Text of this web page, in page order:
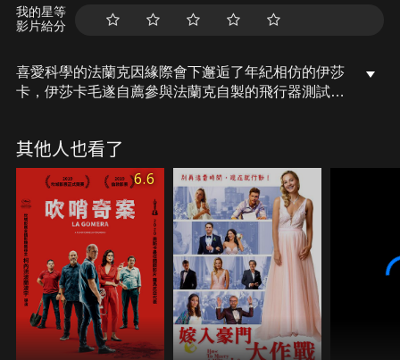
我的星等
影片給分
喜愛科學的法蘭克因緣際會下邂逅了年紀相仿的伊莎
卡，伊莎卡毛遂自薦參與法蘭克自製的飛行器測試，
伊莎卡播放了用拉丁語寫著「幽冥邊境」的黑膠，此
時門窗發出巨響、藍綠色的光芒掃過屋內，同時還有
一個彈著電吉他的男人大喊：「Rock N Roll！」邊
追著他們，而在男人身後又有兩個凶神惡煞的光頭想
要置男人於死地……這到底是怎麼一回事呢？
其他人也看了
6.6